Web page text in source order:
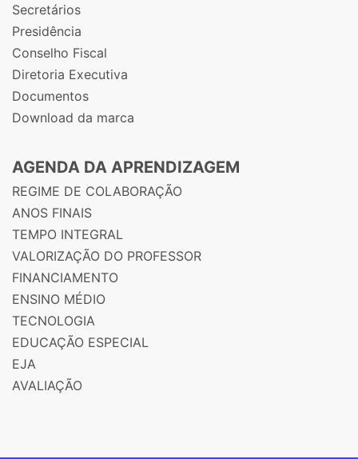
Secretários
Presidência
Conselho Fiscal
Diretoria Executiva
Documentos
Download da marca
AGENDA DA APRENDIZAGEM
REGIME DE COLABORAÇÃO
ANOS FINAIS
TEMPO INTEGRAL
VALORIZAÇÃO DO PROFESSOR
FINANCIAMENTO
ENSINO MÉDIO
TECNOLOGIA
EDUCAÇÃO ESPECIAL
EJA
AVALIAÇÃO